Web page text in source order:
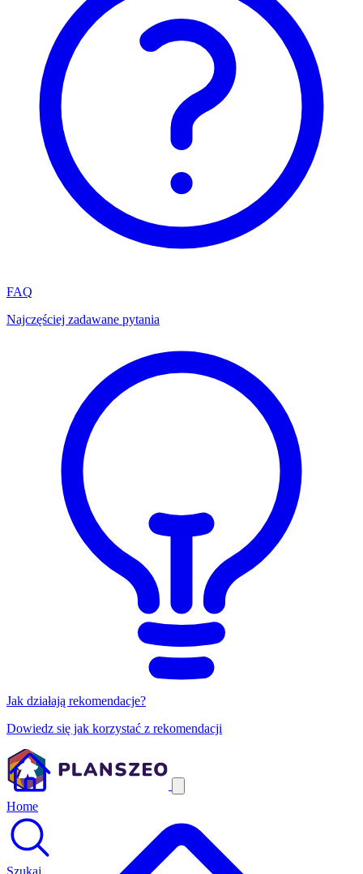
FAQ
Najczęściej zadawane pytania
Jak działają rekomendacje?
Dowiedz się jak korzystać z rekomendacji
Home
Szukaj